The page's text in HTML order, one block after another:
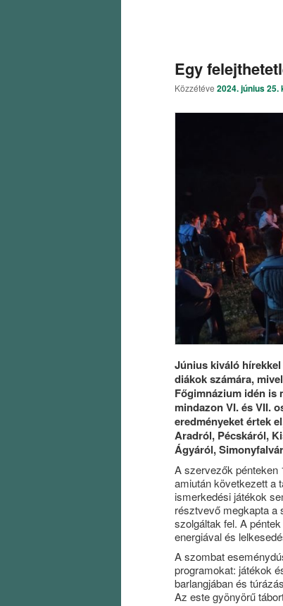
Egy
Közzétéve 2024. június 25.
Június kiváló
diákok számára,
Főgimnázium idén is
mindazon VI. és VII.
eredményeket értek
Aradról, Pécskáról,
Ágyáról,
A szervezők pénteken
amiután következett a
ismerkedési játékok
résztvevő megkapta a
szolgáltak fel. A
energiával és
A szombat
programokat: játékok
barlangjában és
Az este gyönyörű